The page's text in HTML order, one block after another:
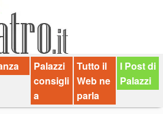
Palazzi
consigli
a
Tutto il
Web ne
parla
I Post di
Palazzi